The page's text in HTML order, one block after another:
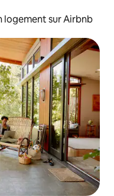
logement sur Airbnb